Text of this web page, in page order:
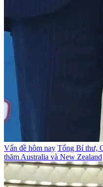
Vấn đề hôm nay Tổng Bí thư,
thăm Australia và New Zealand